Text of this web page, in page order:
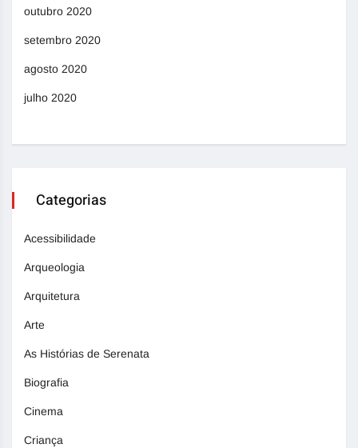
outubro 2020
setembro 2020
agosto 2020
julho 2020
Categorias
Acessibilidade
Arqueologia
Arquitetura
Arte
As Histórias de Serenata
Biografia
Cinema
Criança